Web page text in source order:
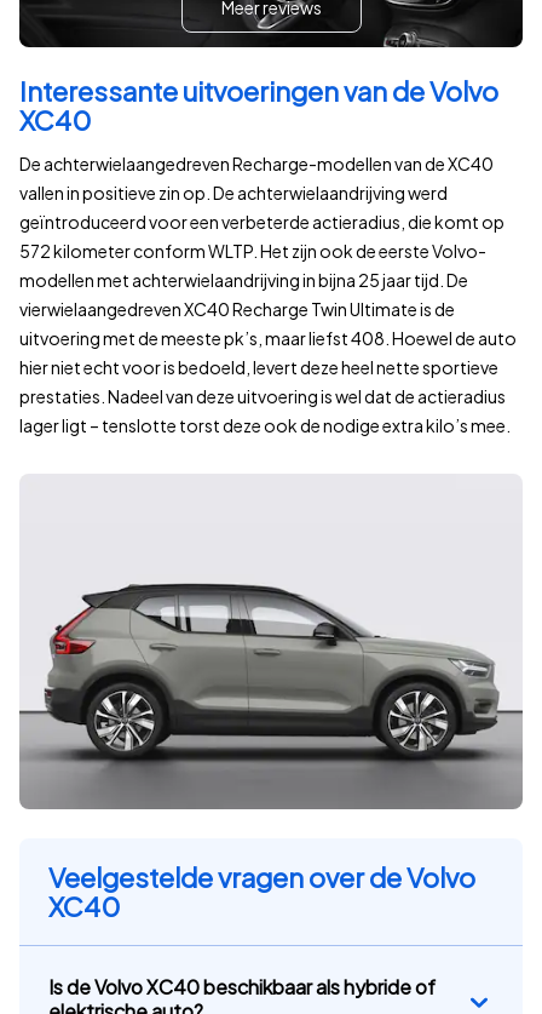
2026
€
Laatste update:vandaag om 18:10.
Bekijk aanbod
2.361
Meer reviews
Interessante uitvoeringen van de Volvo
XC40
De achterwielaangedreven Recharge-modellen van de XC40
vallen in positieve zin op. De achterwielaandrijving werd
geïntroduceerd voor een verbeterde actieradius, die komt op
572 kilometer conform WLTP. Het zijn ook de eerste Volvo-
modellen met achterwielaandrijving in bijna 25 jaar tijd. De
vierwielaangedreven XC40 Recharge Twin Ultimate is de
uitvoering met de meeste pk’s, maar liefst 408. Hoewel de auto
hier niet echt voor is bedoeld, levert deze heel nette sportieve
prestaties. Nadeel van deze uitvoering is wel dat de actieradius
lager ligt – tenslotte torst deze ook de nodige extra kilo’s mee.
Veelgestelde vragen over de Volvo
XC40
Is de Volvo XC40 beschikbaar als hybride of